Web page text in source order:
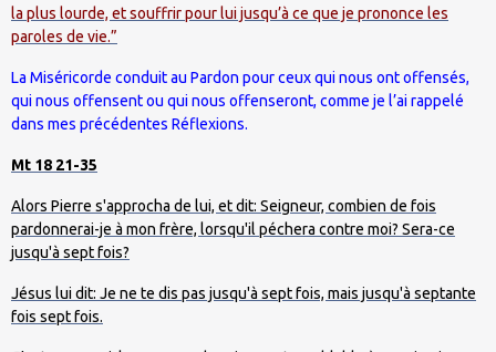
la plus lourde, et souffrir pour lui jusqu’à ce que je prononce les
paroles de vie.”
La Miséricorde conduit au Pardon pour ceux qui nous ont offensés,
qui nous offensent ou qui nous offenseront, comme je l’ai rappelé
dans mes précédentes Réflexions.
Mt 18 21-35
Alors Pierre s'approcha de lui, et dit: Seigneur, combien de fois
pardonnerai-je à mon frère, lorsqu'il péchera contre moi? Sera-ce
jusqu'à sept fois?
Jésus lui dit: Je ne te dis pas jusqu'à sept fois, mais jusqu'à septante
fois sept fois.